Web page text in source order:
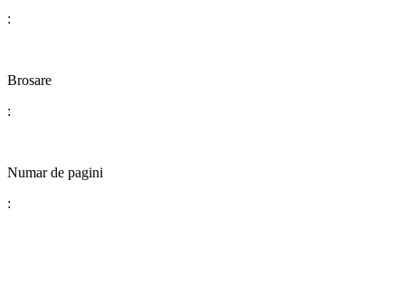
:
​​​​​​​​​​​​​​Brosare
:
Numar de pagini
: